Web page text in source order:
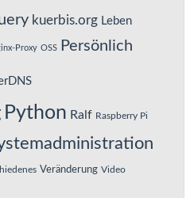
kuerbis.org Leben
Proxy OSS Persönlich
Python Ralf Raspberry Pi
Veränderung Video